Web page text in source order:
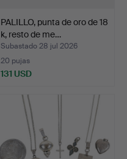
PALILLO, punta de oro de 18
k, resto de me…
Subastado 28 jul 2026
20 pujas
131 USD